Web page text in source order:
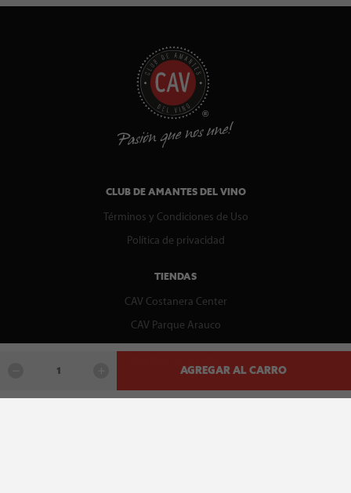
AGREGAR AL CARRO
CLUB DE AMANTES DEL VINO
Términos y Condiciones de Uso
Política de privacidad
TIENDAS
CAV Costanera Center
CAV Parque Arauco